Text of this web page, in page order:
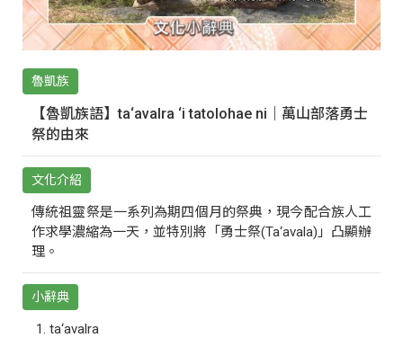
魯凱族
【魯凱族語】ta‘avalra ‘i tatolohae ni｜萬山部落勇士
祭的由來
文化介紹
傳統祖靈祭是一系列為期四個月的祭典，現今配合族人工
作求學濃縮為一天，並特別將「勇士祭(Ta‘avala)」凸顯辦
理。
小辭典
ta‘avalra